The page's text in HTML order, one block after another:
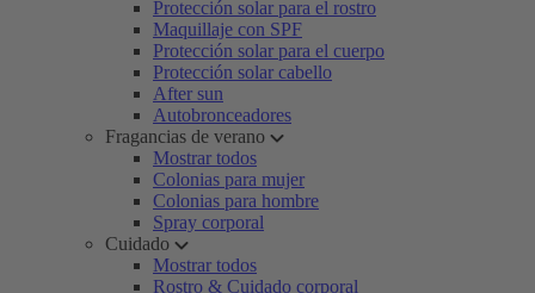
Protección solar para el rostro
Maquillaje con SPF
Protección solar para el cuerpo
Protección solar cabello
After sun
Autobronceadores
Fragancias de verano
Mostrar todos
Colonias para mujer
Colonias para hombre
Spray corporal
Cuidado
Mostrar todos
Rostro & Cuidado corporal